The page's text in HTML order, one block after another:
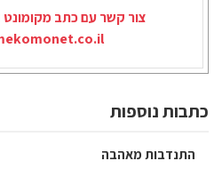
צור קשר עם כתב מקומונט
כתבות נוספות
התנדבות מאהבה